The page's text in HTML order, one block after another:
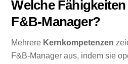
Welche
F&B-Manager?
Mehrere Kernkompetenzen
F&B-Manager aus, indem sie